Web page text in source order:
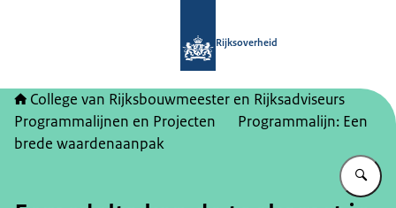
Rijksoverheid
College van Rijksbouwmeester en Rijksadviseurs
Programmalijnen en Projecten
Programmalijn: Een
brede waardenaanpak